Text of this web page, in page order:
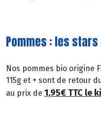
Pommes : les
Nos pommes bio origine
115g et + sont de retour
au prix de 1,95€ TTC le